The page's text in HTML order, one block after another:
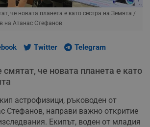
че новата планета е като сестра на Земята /
на Атанас Стефанов
Twitter Telegram
че новата планета е като
астрофизици, ръководен от
Стефанов, направи важно откритие
Екипът, воден от младия